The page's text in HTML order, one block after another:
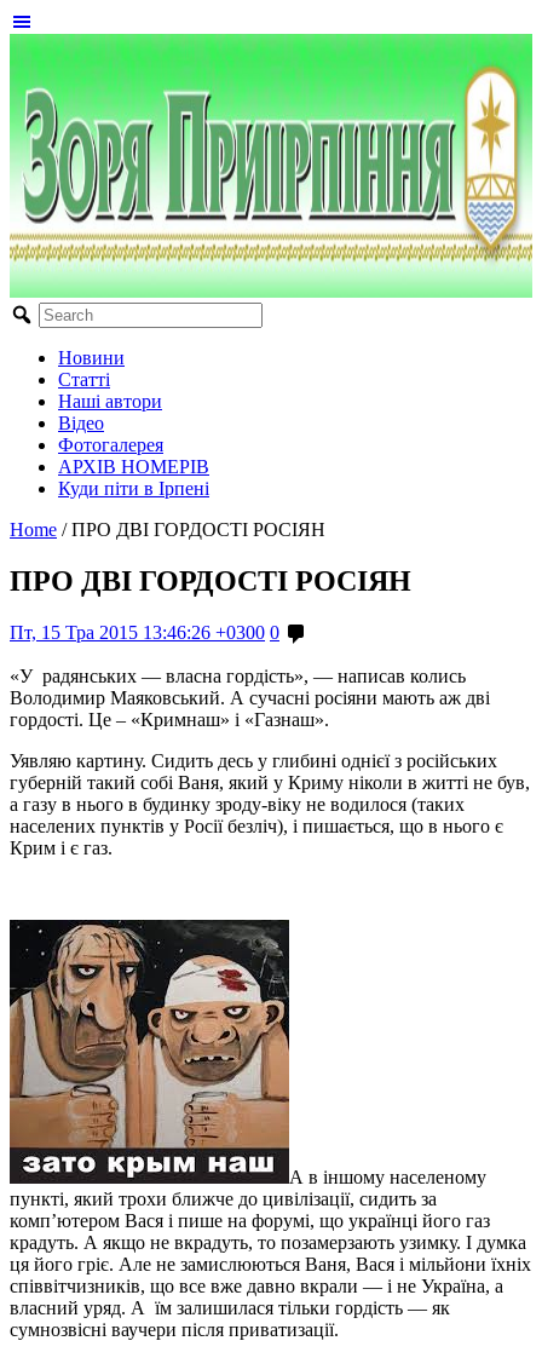
Новини
Статті
Наші автори
Відео
Фотогалерея
АРХІВ НОМЕРІВ
Куди піти в Ірпені
Home / ПРО ДВІ ГОРДОСТІ РОСІЯН
ПРО ДВІ ГОРДОСТІ РОСІЯН
Пт, 15 Тра 2015 13:46:26 +0300 0
«У радянських — власна гордість», — написав колись
Володимир Маяковський. А сучасні росіяни мають аж дві
гордості. Це – «Кримнаш» і «Газнаш».
Уявляю картину. Сидить десь у глибині однієї з російських
губерній такий собі Ваня, який у Криму ніколи в житті не був,
а газу в нього в будинку зроду-віку не водилося (таких
населених пунктів у Росії безліч), і пишається, що в нього є
Крим і є газ.
А в іншому населеному
пункті, який трохи ближче до цивілізації, сидить за
комп’ютером Вася і пише на форумі, що українці його газ
крадуть. А якщо не вкрадуть, то позамерзають узимку. І думка
ця його гріє. Але не замислюються Ваня, Вася і мільйони їхніх
співвітчизників, що все вже давно вкрали — і не Україна, а
власний уряд. А їм залишилася тільки гордість — як
сумнозвісні ваучери після приватизації.